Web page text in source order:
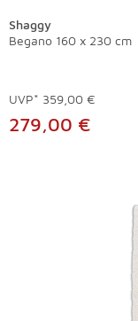
Shaggy
Begano 160 x 230 cm
UVP* 359,00 €
279,00 €